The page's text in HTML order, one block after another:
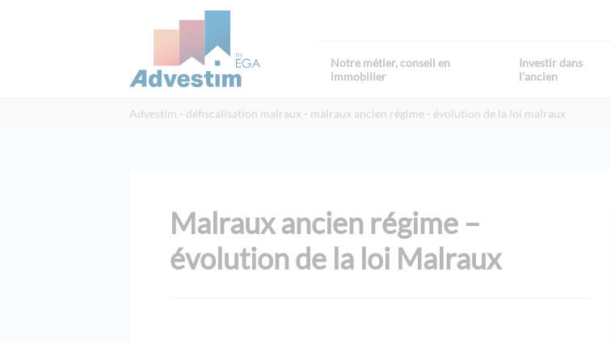
Notre métier, conseil en
immobilier
Investir dans
l’ancien
Advestim défiscalisation malraux malraux ancien régime - évolution de la loi malraux
Malraux ancien régime –
évolution de la loi Malraux